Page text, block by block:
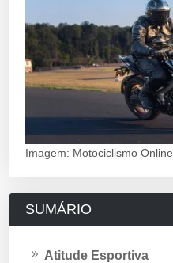
Imagem: Motociclismo Online
SUMÁRIO
Atitude Esportiva